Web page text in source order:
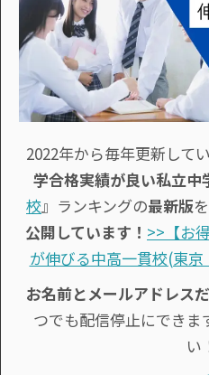
2022年から毎年更新して
学合格実績が良い私立中
校』ランキングの最新版を
公開しています！ >>【お
が伸びる中高一貫校(東
お名前とメールアドレス
つでも配信停止にでき
い